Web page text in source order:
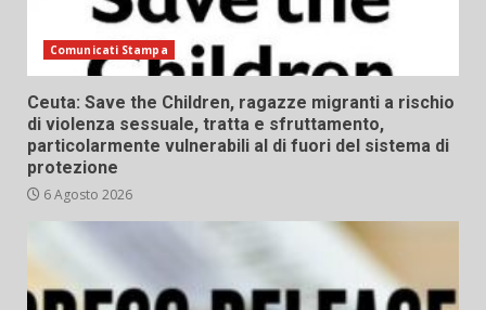
Comunicati Stampa
Ceuta: Save the Children, ragazze migranti a rischio
di violenza sessuale, tratta e sfruttamento,
particolarmente vulnerabili al di fuori del sistema di
protezione
6 Agosto 2026